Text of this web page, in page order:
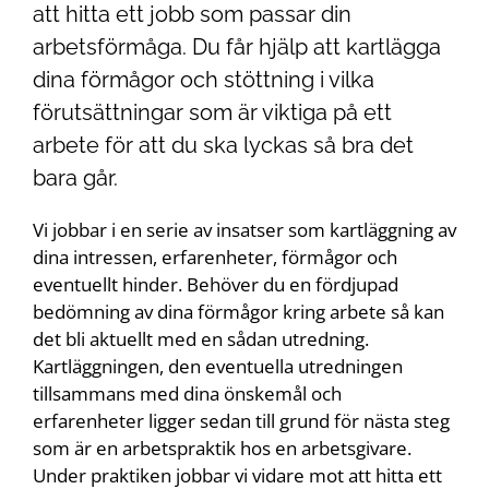
att hitta ett jobb som passar din
arbetsförmåga. Du får hjälp att kartlägga
dina förmågor och stöttning i vilka
förutsättningar som är viktiga på ett
arbete för att du ska lyckas så bra det
bara går.
Vi jobbar i en serie av insatser som kartläggning av
dina intressen, erfarenheter, förmågor och
eventuellt hinder. Behöver du en fördjupad
bedömning av dina förmågor kring arbete så kan
det bli aktuellt med en sådan utredning.
Kartläggningen, den eventuella utredningen
tillsammans med dina önskemål och
erfarenheter ligger sedan till grund för nästa steg
som är en arbetspraktik hos en arbetsgivare.
Under praktiken jobbar vi vidare mot att hitta ett